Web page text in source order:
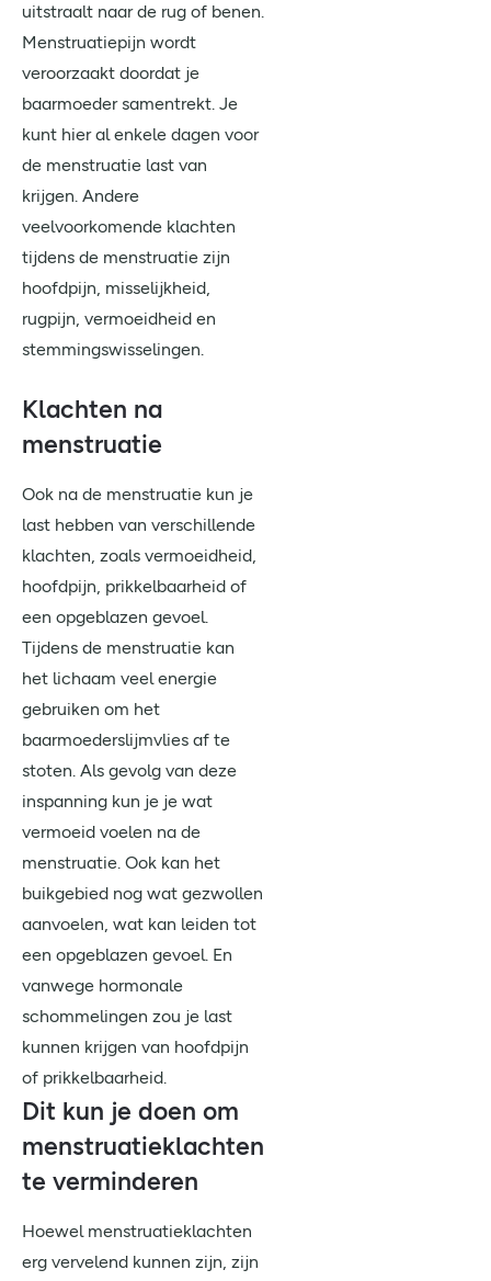
uitstraalt naar de rug of benen.
Menstruatiepijn wordt
veroorzaakt doordat je
baarmoeder samentrekt. Je
kunt hier al enkele dagen voor
de menstruatie last van
krijgen. Andere
veelvoorkomende klachten
tijdens de menstruatie zijn
hoofdpijn, misselijkheid,
rugpijn, vermoeidheid en
stemmingswisselingen.
Klachten na
menstruatie
Ook na de menstruatie kun je
last hebben van verschillende
klachten, zoals vermoeidheid,
hoofdpijn, prikkelbaarheid of
een opgeblazen gevoel.
Tijdens de menstruatie kan
het lichaam veel energie
gebruiken om het
baarmoederslijmvlies af te
stoten. Als gevolg van deze
inspanning kun je je wat
vermoeid voelen na de
menstruatie. Ook kan het
buikgebied nog wat gezwollen
aanvoelen, wat kan leiden tot
een opgeblazen gevoel. En
vanwege hormonale
schommelingen zou je last
kunnen krijgen van hoofdpijn
of prikkelbaarheid.
Dit kun je doen om
menstruatieklachten
te verminderen
Hoewel menstruatieklachten
erg vervelend kunnen zijn, zijn